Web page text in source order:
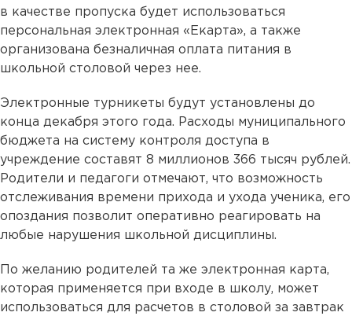
в качестве пропуска будет использоваться
персональная электронная «Екарта», а также
организована безналичная оплата питания в
школьной столовой через нее.
Электронные турникеты будут установлены до
конца декабря этого года. Расходы муниципального
бюджета на систему контроля доступа в
учреждение составят 8 миллионов 366 тысяч рублей.
Родители и педагоги отмечают, что возможность
отслеживания времени прихода и ухода ученика, его
опоздания позволит оперативно реагировать на
любые нарушения школьной дисциплины.
По желанию родителей та же электронная карта,
которая применяется при входе в школу, может
использоваться для расчетов в столовой за завтрак